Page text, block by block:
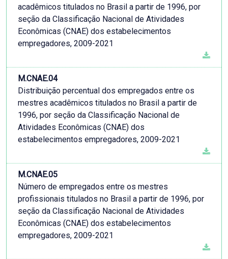
acadêmicos titulados no Brasil a partir de 1996, por
seção da Classificação Nacional de Atividades
Econômicas (CNAE) dos estabelecimentos
empregadores, 2009-2021
M.CNAE.04
Distribuição percentual dos empregados entre os
mestres acadêmicos titulados no Brasil a partir de
1996, por seção da Classificação Nacional de
Atividades Econômicas (CNAE) dos
estabelecimentos empregadores, 2009-2021
M.CNAE.05
Número de empregados entre os mestres
profissionais titulados no Brasil a partir de 1996, por
seção da Classificação Nacional de Atividades
Econômicas (CNAE) dos estabelecimentos
empregadores, 2009-2021